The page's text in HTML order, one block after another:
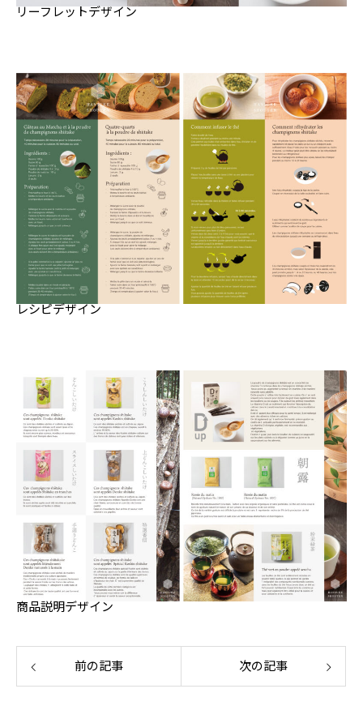
リーフレットデザイン
レシピデザイン
商品説明デザイン
前の記事 次の記事